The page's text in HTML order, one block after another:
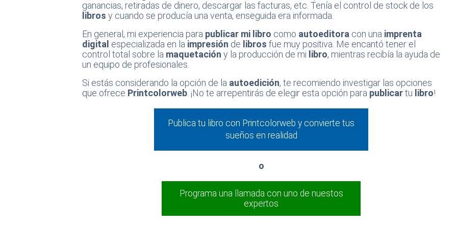
ganancias, retiradas de dinero, descargar las facturas, etc. Tenía el control de stock de los
libros y cuando se producía una venta, enseguida era informada.
En general, mi experiencia para publicar mi libro como autoeditora con una imprenta
digital especializada en la impresión de libros fue muy positiva. Me encantó tener el
control total sobre la maquetación y la producción de mi libro, mientras recibía la ayuda de
un equipo de profesionales.
Si estás considerando la opción de la autoedición, te recomiendo investigar las opciones
que ofrece Printcolorweb . ¡No te arrepentirás de elegir esta opción para publicartu libro!
Publica tu libro con Printcolorweb y convierte tus
sueños en realidad
o
Programa una llamada con uno de nuestos
expertos